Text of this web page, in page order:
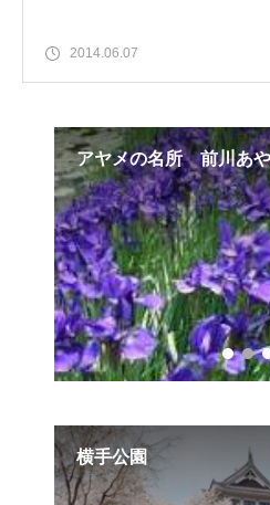
2014.06.07
アヤメの名所 前川あ
横手公園